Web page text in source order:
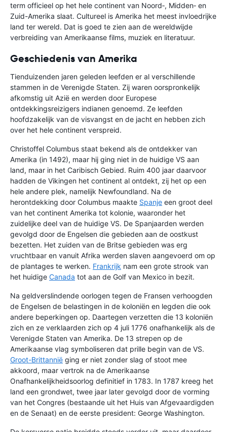
term officieel op het hele continent van Noord‑, Midden‑ en
Zuid-Amerika slaat. Cultureel is Amerika het meest invloedrijke
land ter wereld. Dat is goed te zien aan de wereldwijde
verbreiding van Amerikaanse films, muziek en literatuur.
Geschiedenis van Amerika
Tienduizenden jaren geleden leefden er al verschillende
stammen in de Verenigde Staten. Zij waren oorspronkelijk
afkomstig uit Azië en werden door Europese
ontdekkingsreizigers indianen genoemd. Ze leefden
hoofdzakelijk van de visvangst en de jacht en hebben zich
over het hele continent verspreid.
Christoffel Columbus staat bekend als de ontdekker van
Amerika (in 1492), maar hij ging niet in de huidige VS aan
land, maar in het Caribisch Gebied. Ruim 400 jaar daarvoor
hadden de Vikingen het continent al ontdekt, zij het op een
hele andere plek, namelijk Newfoundland. Na de
herontdekking door Columbus maakte Spanje een groot deel
van het continent Amerika tot kolonie, waaronder het
zuidelijke deel van de huidige VS. De Spanjaarden werden
gevolgd door de Engelsen die gebieden aan de oostkust
bezetten. Het zuiden van de Britse gebieden was erg
vruchtbaar en vanuit Afrika werden slaven aangevoerd om op
de plantages te werken. Frankrijk nam een grote strook van
het huidige Canada tot aan de Golf van Mexico in bezit.
Na geldverslindende oorlogen tegen de Fransen verhoogden
de Engelsen de belastingen in de koloniën en legden die ook
andere beperkingen op. Daartegen verzetten die 13 koloniën
zich en ze verklaarden zich op 4 juli 1776 onafhankelijk als de
Verenigde Staten van Amerika. De 13 strepen op de
Amerikaanse vlag symboliseren dat prille begin van de VS.
Groot-Brittannië ging er niet zonder slag of stoot mee
akkoord, maar vertrok na de Amerikaanse
Onafhankelijkheidsoorlog definitief in 1783. In 1787 kreeg het
land een grondwet, twee jaar later gevolgd door de vorming
van het Congres (bestaande uit het Huis van Afgevaardigden
en de Senaat) en de eerste president: George Washington.